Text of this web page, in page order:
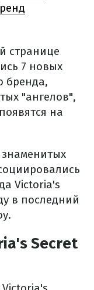
странице
7 новых
бренда,
"ангелов",
на
Victoria's
в последний
Secret